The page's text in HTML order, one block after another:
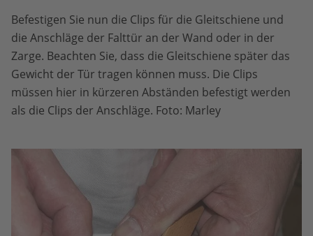
Befestigen Sie nun die Clips für die Gleitschiene und
die Anschläge der Falttür an der Wand oder in der
Zarge. Beachten Sie, dass die Gleitschiene später das
Gewicht der Tür tragen können muss. Die Clips
müssen hier in kürzeren Abständen befestigt werden
als die Clips der Anschläge. Foto: Marley